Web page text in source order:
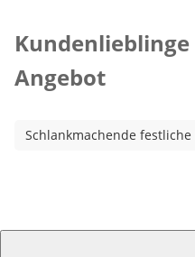
Angebot
Schlankmachende